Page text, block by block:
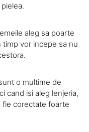
aleg sa poarte
vor incepe sa nu
o multime de
cand isi aleg lenjeria,
fie corectate foarte